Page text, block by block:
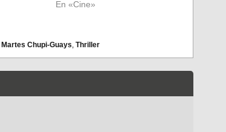
En «Cine»
Martes Chupi-Guays, Thriller